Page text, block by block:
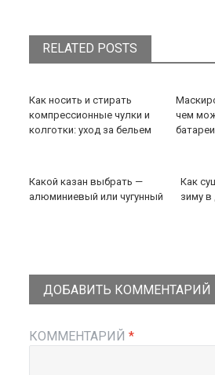
RELATED POSTS
Как носить и стирать
компрессионные чулки и
колготки: уход за бельем
чем
Какой казан выбрать —
алюминиевый или чугунный
Как
зиму
ДОБАВИТЬ КОММЕНТАРИЙ
КОММЕНТАРИЙ*